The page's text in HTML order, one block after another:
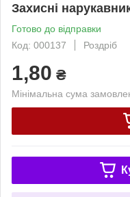
Захисні
Готово до відправки
Код: 000137
Роздріб
1,80 ₴
Мінімальна сума